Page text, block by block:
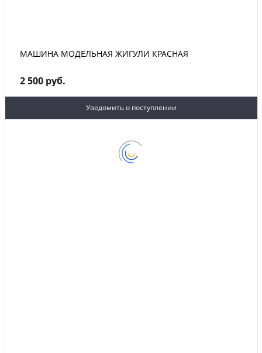
МАШИНА МОДЕЛЬНАЯ ЖИГУЛИ КРАСНАЯ
2 500 руб.
Уведомить о поступлении